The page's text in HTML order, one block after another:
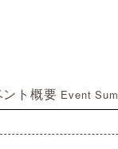
ント概要 Event